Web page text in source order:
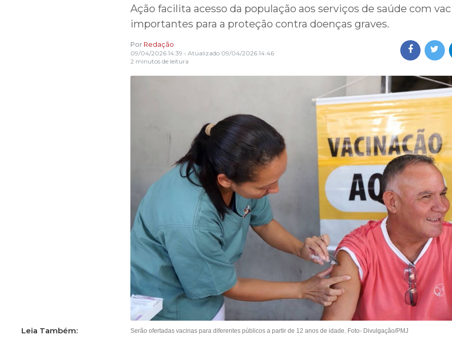
Ação facilita acesso da população aos serviços de saúde com
importantes para a proteção contra doenças graves.
Por Redação
09/04/2026 14:39 • Atualizado 09/04/2026 14:46
2 minutos de leitura
Serão ofertadas vacinas para diferentes públicos a partir de 12 anos de idade. Foto- Divulgação/PMJ